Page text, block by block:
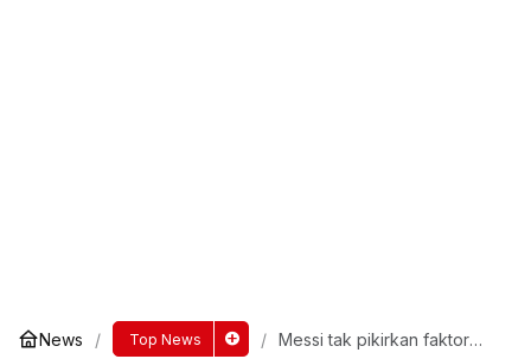
News Top News
Messi tak pikirkan faktor